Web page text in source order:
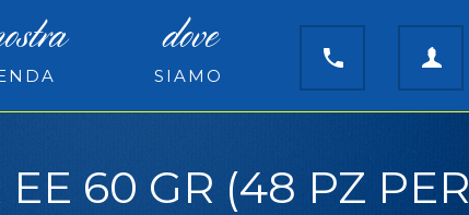
dove
SIAMO
60 GR (48 PZ PER